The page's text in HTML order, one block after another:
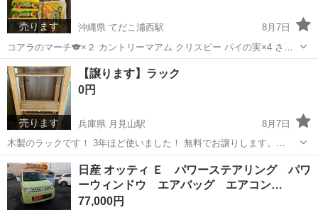
売ります 沖縄県 てだこ浦西駅
8月7日
コアラのマーチ🐨×２ カントリーマアム クリスピー パイの実×4 さく
さくパンダ カスタードケーキ🍰 のセットです💛 賞味期限上から
2026.10 2026.10 ...
沖縄 沖縄市 てだこ浦西駅 食品
売ります
【譲ります】ラック
0円
兵庫県 月見山駅
8月7日
木製のラックです！ 3年ほど使いました！ 無料でお譲りします。
8/9（日）に取りに来てくださる方を探しています！ 玄関前まで取りに
来ていただけるとありがたいです。 どうぞよろしくお願いいたしま
す。
兵庫 神戸市 月見山駅 収納家具
日産 オッティ Ｅ パワーステアリング パワ
ーウィンドウ エアバッグ エアコン…
77,000円